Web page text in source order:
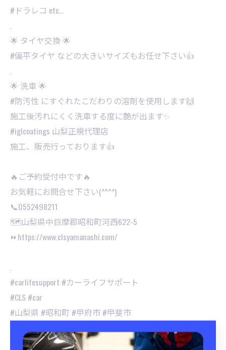
#ドラレコ etc…
🌟 タイヤ交換 🌟
#偏平タイヤ などの大きいサイズもお任せ下さい👍
🌟 洗車 🌟
#防汚性 にすぐれたこだわりの溶剤を使用します🙌
施工後汚れにくく洗車する度に艶が出ます✨
⁡#iglcoatings 山梨正規代理店
施工、販売行っております👍
🔥ご予約受付中です🔥
お気軽にお問合せ下さい(*^^*)⁡
📞0552498211
🗺山梨県中巨摩郡昭和町河西622-5
⏩https://www.clsyamanashi.com/
#carlifesupport #カーライフサポート
#CLS #car
#山梨県 #昭和町 #甲府市 #甲斐市
#持ち込みパーツ取付 #カーパーツ